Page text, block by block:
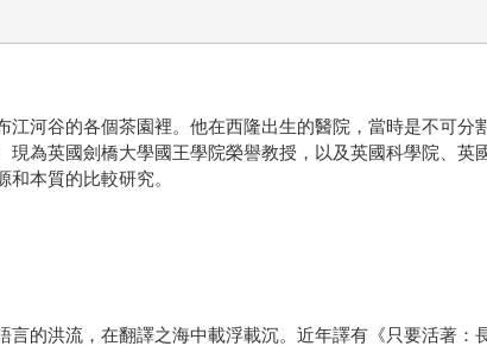
河谷的各個茶園裡。他在西隆出生的醫院，當時是不可
為英國劍橋大學國王學院榮譽教授，以及英國科學院、
本質的比較研究。
的洪流，在翻譯之海中載浮載沉。近年譯有《只要活著